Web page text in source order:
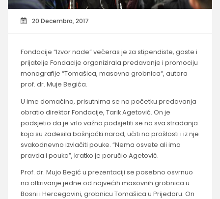
20 Decembra, 2017
Fondacije “Izvor nade“ večeras je za stipendiste, goste i
prijatelje Fondacije organizirala predavanje i promociju
monografije “Tomašica, masovna grobnica“, autora
prof. dr. Muje Begića.
U ime domaćina, prisutnima se na početku predavanja
obratio direktor Fondacije, Tarik Agetović. On je
podsjetio da je vrlo važno podsjetiti se na sva stradanja
koja su zadesila bošnjački narod, učiti na prošlosti i iz nje
svakodnevno izvlačiti pouke. “Nema osvete ali ima
pravda i pouka”, kratko je poručio Agetović.
Prof. dr. Mujo Begić u prezentaciji se posebno osvrnuo
na otkrivanje jedne od najvećih masovnih grobnica u
Bosni i Hercegovini, grobnicu Tomašica u Prijedoru. On